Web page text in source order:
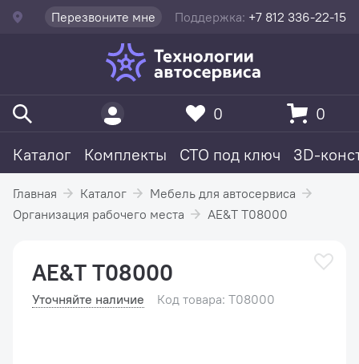
Перезвоните мне Поддержка: +7 812 336-22-15
Каталог Комплекты СТО под ключ 3D-
0 0
Главная Каталог
Мебель для автосервиса
Организация рабочего места
AE&T Т08000
AE&T Т08000
Уточняйте наличие Код товара: T08000